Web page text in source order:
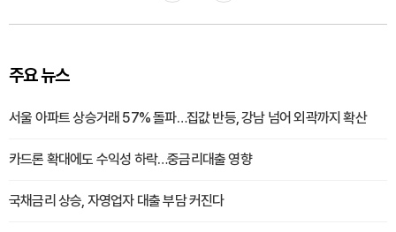
주요 뉴스
서울 아파트 상승거래 57% 돌파…집값 반등, 강남 넘어 외곽까지 확산
카드론 확대에도 수익성 하락…중금리대출 영향
국채금리 상승, 자영업자 대출 부담 커진다